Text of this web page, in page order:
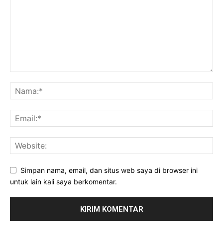
Simpan nama, email, dan situs web saya di browser ini
untuk lain kali saya berkomentar.